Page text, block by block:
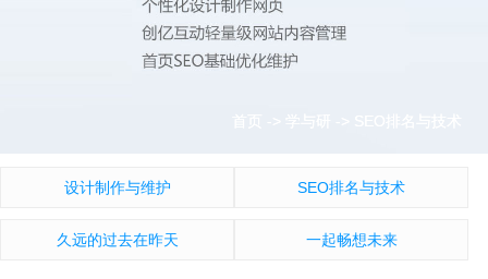
设计制作与维护 SEO排名与技术
久远的过去在昨天 一起畅想未来